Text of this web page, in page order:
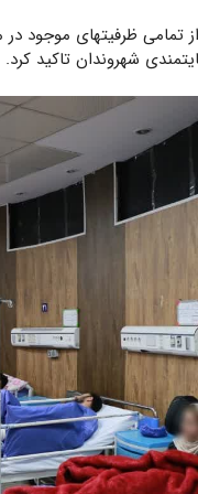
شهروندان تاکید کرد.